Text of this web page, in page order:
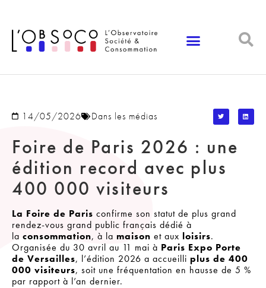
14/05/2026 Dans les médias
Foire de Paris 2026 : une
édition record avec plus
400 000 visiteurs
La Foire de Paris confirme son statut de plus grand
rendez-vous grand public français dédié à
la consommation, à la maison et aux loisirs.
Organisée du 30 avril au 11 mai à Paris Expo Porte
de Versailles, l’édition 2026 a accueilli plus de 400
000 visiteurs, soit une fréquentation en hausse de 5 %
par rapport à l’an dernier.